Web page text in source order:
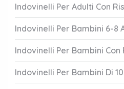
Indovinelli Per Adulti Con
Indovinelli Per Bambini 6-8
Indovinelli Per Bambini Con
Indovinelli Per Bambini Di